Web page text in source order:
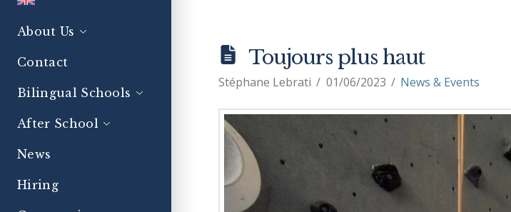
About Us
Contact
Bilingual Schools
After School
News
Hiring
Toujours plus haut
Stéphane Lebrati 01/06/2023 News & Events